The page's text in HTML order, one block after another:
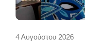
4 Αυγούστου 2026